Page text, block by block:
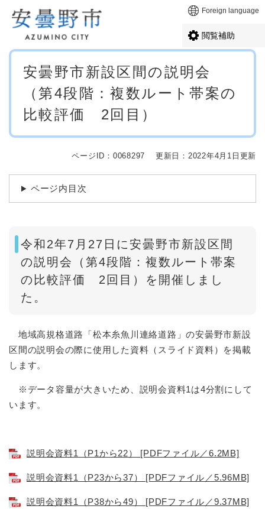
メニューを飛ばして本文へ Foreign language
閲覧補助
本
安曇野市新設区間の説明会
（第4段階：複数ルート帯案の
比較評価 2回目）
ページID：0068297 更新日：2022年4月1日更新
ページ内目次
令和2年7月27日に安曇野市新設区間
の説明会（第4段階：複数ルート帯案
の比較評価 2回目）を開催しまし
た。
地域高規格道路「松本糸魚川連絡道路」の安曇野市新設
区間の説明会の際に使用した資料（スライド資料）を掲載
します。
※データ容量が大きいため、説明会資料1は4分割にして
います。
説明会資料1（P1から22） [PDFファイル／6.2MB]
説明会資料1（P23から37） [PDFファイル／5.96MB]
説明会資料1（P38から49） [PDFファイル／9.37MB]